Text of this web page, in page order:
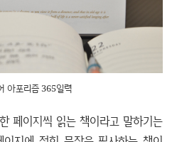
아포리즘 365일력
페이지씩 읽는 책이라고 말하기는